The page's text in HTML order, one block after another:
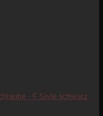
- F Style schwarz